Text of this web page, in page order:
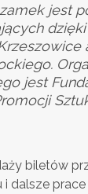
jest
jest
biletów
dalsze prace